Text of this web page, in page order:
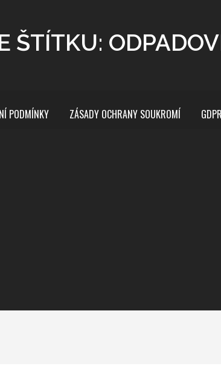
ŠTÍTKU:
PODMÍNKY ZÁSADY OCHRANY SOUKROMÍ GDPR